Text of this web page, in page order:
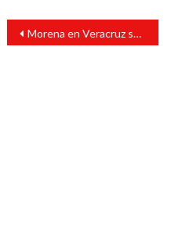
Navegación
entradas
Morena en Veracruz se divide